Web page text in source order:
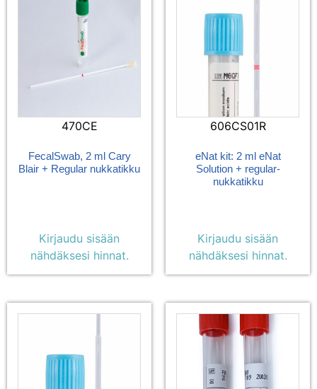
470CE
FecalSwab, 2 ml Cary
Blair + Regular nukkatikku
Kirjaudu sisään
nähdäksesi hinnat.
606CS01R
eNat kit: 2 ml eNat
Solution + regular-
nukkatikku
Kirjaudu sisään
nähdäksesi hinnat.